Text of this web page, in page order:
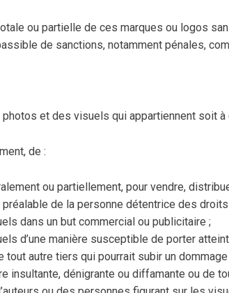
ou partielle de ces marques ou logos
de sanctions, notamment pénales,
et des visuels qui appartiennent soit
de :
ou partiellement, pour vendre,
de la personne détentrice des
dans un but commercial ou publicitaire ;
d’une manière susceptible de porter
tout autre tiers qui pourrait subir un
insultante, dénigrante ou diffamante ou de